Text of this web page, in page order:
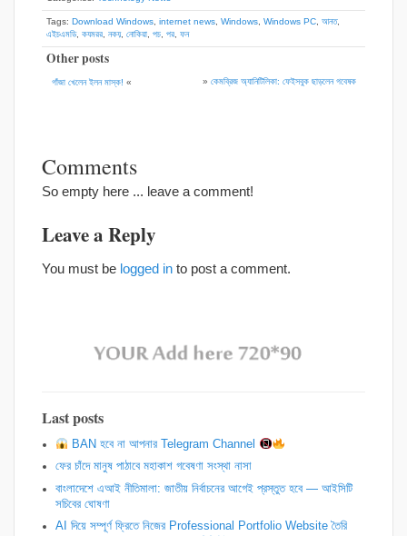
Tags: Download Windows, internet news, Windows, Windows PC, আনত,
এইচএমডি, কযমরর, নকয়, নোকিয়া, পচ, পর, ফন
Other posts
গাঁজা খেলেন ইলন মাস্ক! « » কেমব্রিজ অ্যানিটিলিকা: ফেইসবুক ছাড়লেন গবেষক
Comments
So empty here ... leave a comment!
Leave a Reply
You must be logged in to post a comment.
Last posts
BAN হবে না আপনার Telegram Channel
ফের চাঁদে মানুষ পাঠাবে মহাকাশ গবেষণা সংস্থা নাসা
বাংলাদেশে এআই নীতিমালা: জাতীয় নির্বাচনের আগেই প্রস্তুত হবে — আইসিটি
সচিবের ঘোষণা
AI দিয়ে সম্পূর্ণ ফ্রিতে নিজের Professional Portfolio Website তৈরি